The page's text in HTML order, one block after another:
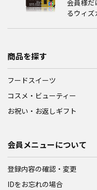
会員様
るウィズ
商品を探す
フードスイーツ
コスメ・ビューティー
お祝い・お返しギフト
会員メニューについて
登録内容の確認・変更
IDをお忘れの場合